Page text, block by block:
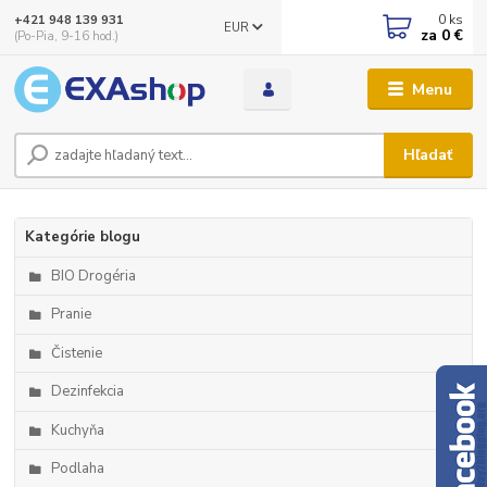
Menu
EUR
Hľadať
+421 948 139 931
(Po-Pia, 9-16 hod.)
0 ks
za 0 €
Kategórie blogu
BIO Drogéria
Pranie
Čistenie
Dezinfekcia
Kuchyňa
Podlaha